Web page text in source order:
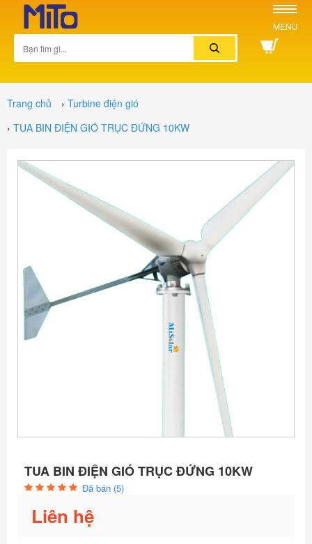
MENU
Trang chủ › Turbine điện gió
› TUA BIN ĐIỆN GIÓ TRỤC ĐỨNG 10KW
TUA BIN ĐIỆN GIÓ TRỤC ĐỨNG 10KW
Đã bán (5)
Liên hệ